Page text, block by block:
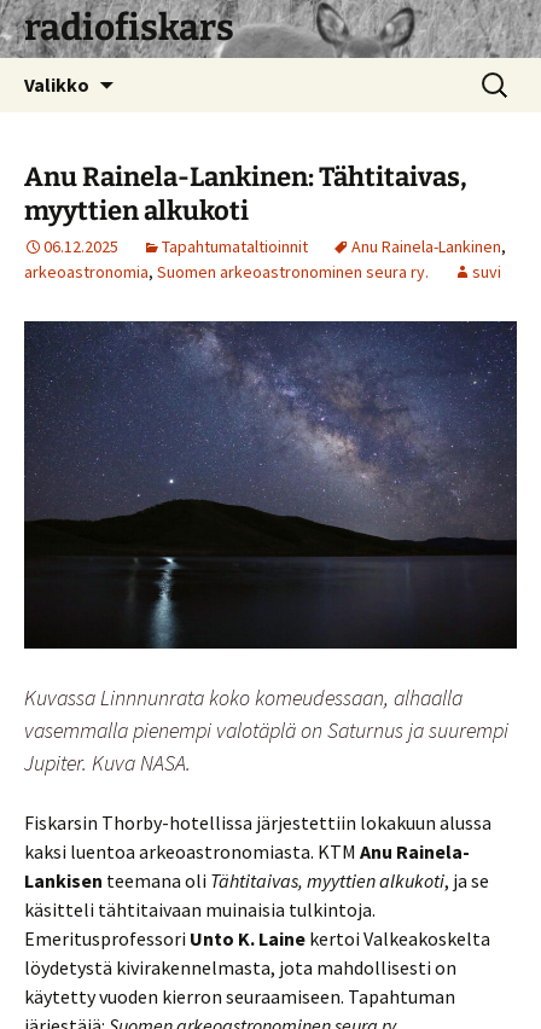
radiofiskars
Valikko Haku:
Anu Rainela-Lankinen: Tähtitaivas,
myyttien alkukoti
06.12.2025 Tapahtumataltioinnit Anu Rainela-Lankinen,
arkeoastronomia, Suomen arkeoastronominen seura ry. suvi
Kuvassa Linnnunrata koko komeudessaan, alhaalla
vasemmalla pienempi valotäplä on Saturnus ja suurempi
Jupiter. Kuva NASA.
Fiskarsin Thorby-hotellissa järjestettiin lokakuun alussa
kaksi luentoa arkeoastronomiasta. KTM Anu Rainela-
Lankisen teemana oli Tähtitaivas, myyttien alkukoti, ja se
käsitteli tähtitaivaan muinaisia tulkintoja.
Emeritusprofessori Unto K. Laine kertoi Valkeakoskelta
löydetystä kivirakennelmasta, jota mahdollisesti on
käytetty vuoden kierron seuraamiseen. Tapahtuman